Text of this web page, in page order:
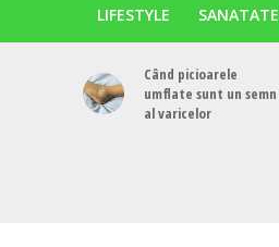
LIFESTYLE SANATATE
Când picioarele
umflate sunt un semn
al varicelor